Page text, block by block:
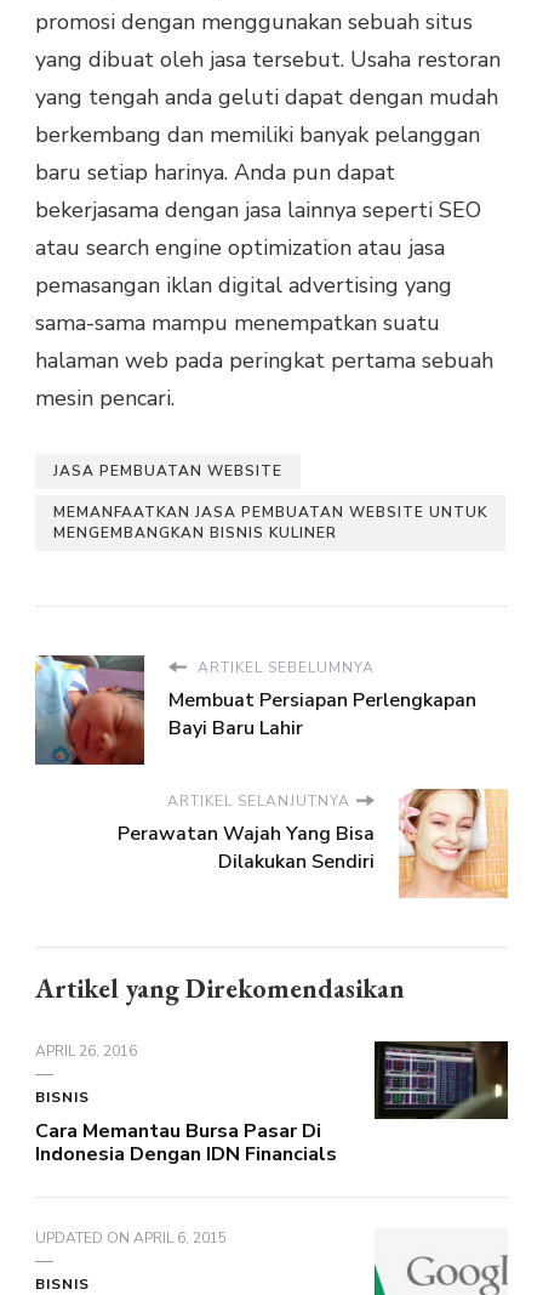
promosi dengan menggunakan sebuah situs
yang dibuat oleh jasa tersebut. Usaha restoran
yang tengah anda geluti dapat dengan mudah
berkembang dan memiliki banyak pelanggan
baru setiap harinya. Anda pun dapat
bekerjasama dengan jasa lainnya seperti SEO
atau search engine optimization atau jasa
pemasangan iklan digital advertising yang
sama-sama mampu menempatkan suatu
halaman web pada peringkat pertama sebuah
mesin pencari.
JASA PEMBUATAN WEBSITE
MEMANFAATKAN JASA PEMBUATAN WEBSITE UNTUK
MENGEMBANGKAN BISNIS KULINER
ARTIKEL SEBELUMNYA
Membuat Persiapan Perlengkapan
Bayi Baru Lahir
ARTIKEL SELANJUTNYA
Perawatan Wajah Yang Bisa
Dilakukan Sendiri
Artikel yang Direkomendasikan
APRIL 26, 2016
BISNIS
Cara Memantau Bursa Pasar Di
Indonesia Dengan IDN Financials
UPDATED ON APRIL 6, 2015
BISNIS